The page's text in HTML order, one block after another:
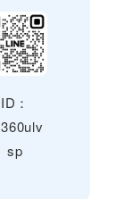
ID：
sp